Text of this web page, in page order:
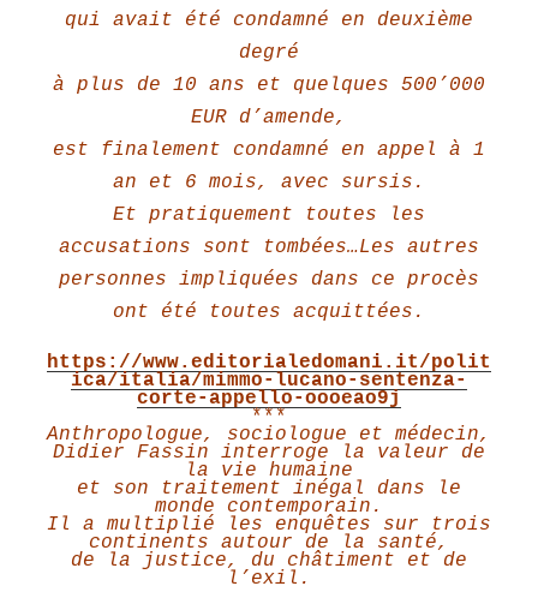
qui avait été condamné en deuxième
degré
à plus de 10 ans et quelques 500’000
EUR d’amende,
est finalement condamné en appel à 1
an et 6 mois, avec sursis.
Et pratiquement toutes les
accusations sont tombées…Les autres
personnes impliquées dans ce procès
ont été toutes acquittées.
https://www.editorialedomani.it/polit
ica/italia/mimmo-lucano-sentenza-
corte-appello-oooeao9j
***
Anthropologue, sociologue et médecin,
Didier Fassin interroge la valeur de
la vie humaine
et son traitement inégal dans le
monde contemporain.
Il a multiplié les enquêtes sur trois
continents autour de la santé,
de la justice, du châtiment et de
l’exil.